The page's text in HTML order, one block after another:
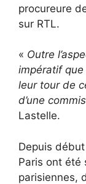
procureure
sur RTL.
« Outre
impératif que
leur tour de
d’une
Lastelle.
Depuis
Paris ont été
parisiennes,